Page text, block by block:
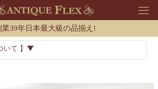
業39年日本最大級の品揃え!
いて 】▼